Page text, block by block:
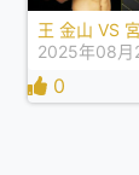
王 金山 VS
2025年08月
0